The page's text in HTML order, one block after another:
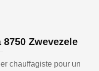
Zwevezele
chauffagiste pour un